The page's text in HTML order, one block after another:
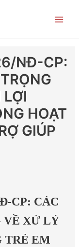
NĐ-CP:
HOẠT
GIÚP
CP: CÁC
VỀ XỬ LÝ
TRẺ EM